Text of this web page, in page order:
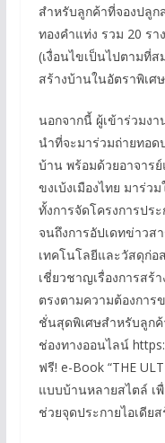
สำหรับลูกค้าที่จองปลู
ทองคำแท่ง รวม 20 ร
(เงื่อนไขเป็นไปตามที่
สร้างบ้านในอัตราพิเศ
นอกจากนี้ ผู้เข้าร่วมง
นำที่จะมาร่วมถ่ายทอ
บ้าน พร้อมด้วยอาจาร
ขงเบ้งเมืองไทย มาร่ว
ทั้งการจัดโครงการปร
จนถึงการอัปเดทข่าวส
เทคโนโลยีและวัสดุก่อ
เชี่ยวชาญเรื่องการสร้
ตรงตามความต้องการ
ชั่นสุดพิเศษสำหรับลูก
ช่องทางออนไลน์
ฟรี! e-Book “THE
แบบบ้านหลายสไตล์ เ
ช่วยจุดประกายไอเดีย